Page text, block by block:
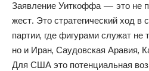
Заявление Уиткоффа — это не
жест. Это стратегический ход в
партии, где фигурами служат
но и Иран, Саудовская Аравия,
Для США это потенциальная